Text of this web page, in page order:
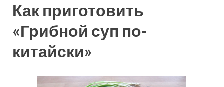
Как приготовить
«Грибной суп по-
китайски»